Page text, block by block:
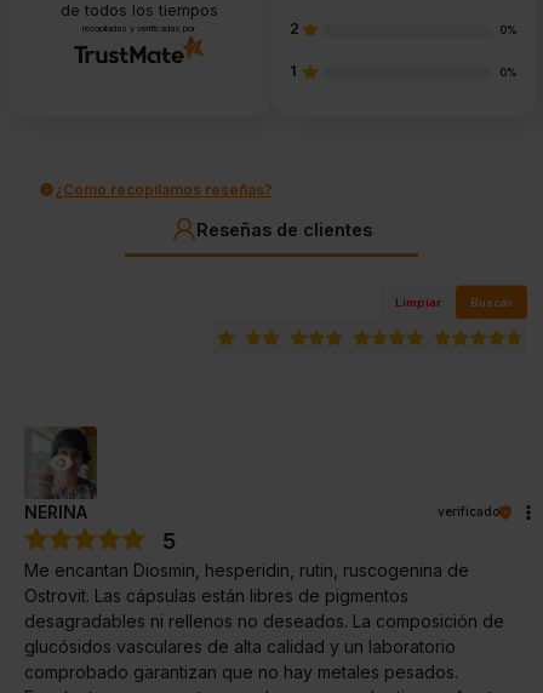
de todos los tiempos
recopiladas y verificadas por 2 0%
1 0%
¿Cómo recopilamos reseñas?
Reseñas de clientes
Limpiar Buscar
NERINA verificado
5
Me encantan Diosmin, hesperidin, rutin, ruscogenina de
Ostrovit. Las cápsulas están libres de pigmentos
desagradables ni rellenos no deseados. La composición de
glucósidos vasculares de alta calidad y un laboratorio
comprobado garantizan que no hay metales pesados.